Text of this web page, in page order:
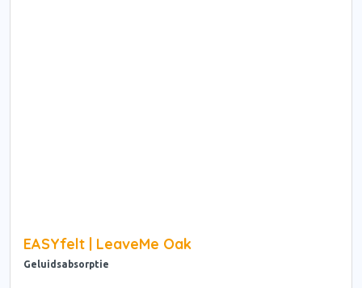
EASYfelt | LeaveMe Oak
Geluidsabsorptie